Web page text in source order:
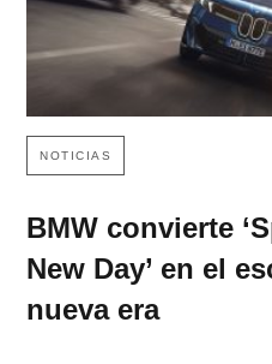
NOTICIAS
BMW convierte
New Day’ en el
nueva era